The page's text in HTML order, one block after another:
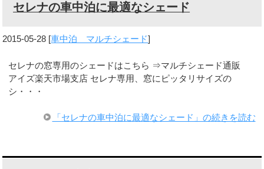
セレナの車中泊に最適なシェード
2015-05-28 [車中泊 マルチシェード]
セレナの窓専用のシェードはこちら ⇒マルチシェード通販
アイズ楽天市場支店 セレナ専用、窓にピッタリサイズの
シ・・・
「セレナの車中泊に最適なシェード」の続きを読む